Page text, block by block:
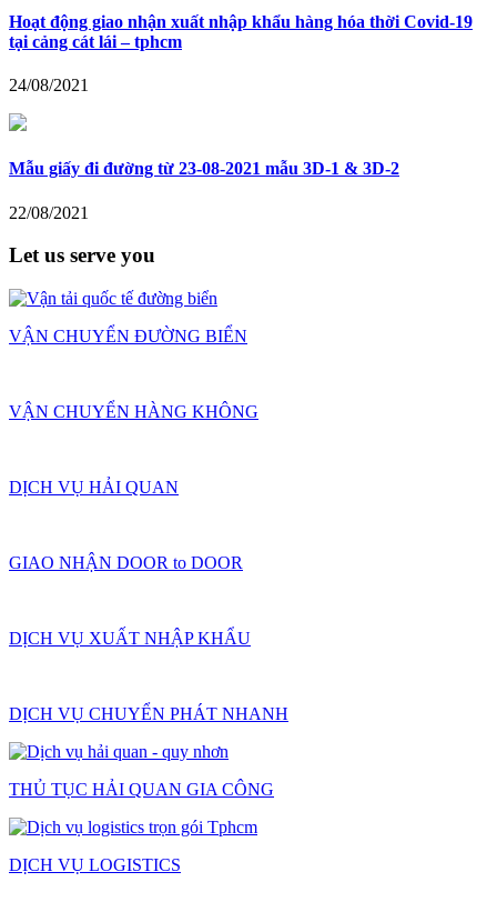
Hoạt động giao nhận xuất nhập khẩu hàng hóa thời Covid-19
tại cảng cát lái – tphcm
24/08/2021
Mẫu giấy đi đường từ 23-08-2021 mẫu 3D-1 & 3D-2
22/08/2021
Let us serve you
VẬN CHUYỂN ĐƯỜNG BIỂN
VẬN CHUYỂN HÀNG KHÔNG
DỊCH VỤ HẢI QUAN
GIAO NHẬN DOOR to DOOR
DỊCH VỤ XUẤT NHẬP KHẨU
DỊCH VỤ CHUYỂN PHÁT NHANH
THỦ TỤC HẢI QUAN GIA CÔNG
DỊCH VỤ LOGISTICS